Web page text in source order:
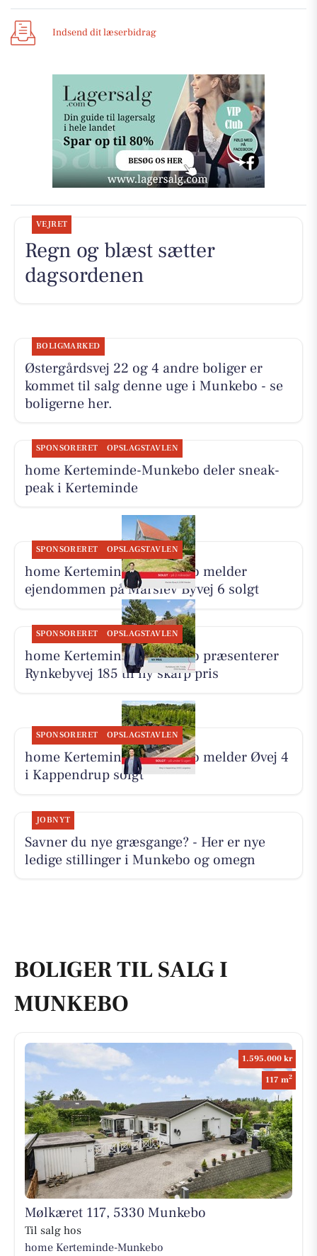
Indsend dit læserbidrag
VEJRET
Regn og blæst sætter
dagsordenen
BOLIGMARKED
Østergårdsvej 22 og 4 andre boliger er
kommet til salg denne uge i Munkebo - se
boligerne her.
SPONSORERET OPSLAGSTAVLEN
home Kerteminde-Munkebo deler sneak-
peak i Kerteminde
SPONSORERET OPSLAGSTAVLEN
home Kerteminde-Munkebo melder
ejendommen på Marslev Byvej 6 solgt
SPONSORERET OPSLAGSTAVLEN
home Kerteminde-Munkebo præsenterer
Rynkebyvej 185 til ny skarp pris
SPONSORERET OPSLAGSTAVLEN
home Kerteminde-Munkebo melder Øvej 4
i Kappendrup solgt
JOBNYT
Savner du nye græsgange? - Her er nye
ledige stillinger i Munkebo og omegn
BOLIGER TIL SALG I
MUNKEBO
1.595.000 kr
117 m2
Mølkæret 117, 5330 Munkebo
Til salg hos
home Kerteminde-Munkebo